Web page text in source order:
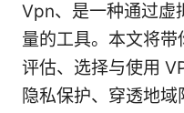
Vpn、是一种通过虚
量的工具。本文将
评估、选择与使用
隐私保护、穿透地